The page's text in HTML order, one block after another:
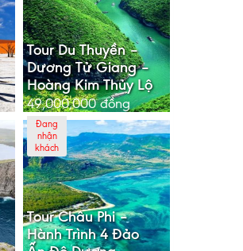
Tour Du Thuyền –
Dương Tử Giang –
Hoàng Kim Thủy Lộ
49,000,000đồng
Đang
nhận
khách
Tour Châu Phi –
Hành Trình 4 Đảo